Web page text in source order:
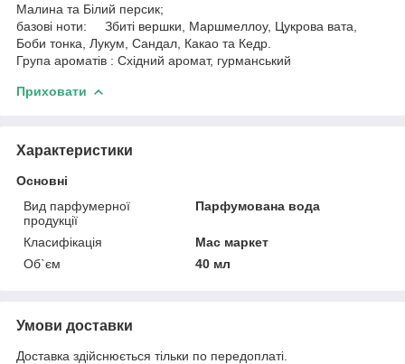
Малина та Білий персик;
базові ноти: Збиті вершки, Маршмеллоу, Цукрова вата,
Боби тонка, Лукум, Сандал, Какао та Кедр.
Група ароматів : Східний аромат, гурманський
Приховати
Характеристики
Основні
Вид парфумерної
продукції
Парфумована вода
Класифікація
Мас маркет
Об`єм
40 мл
Умови доставки
Доставка здійснюється тільки по передоплаті.